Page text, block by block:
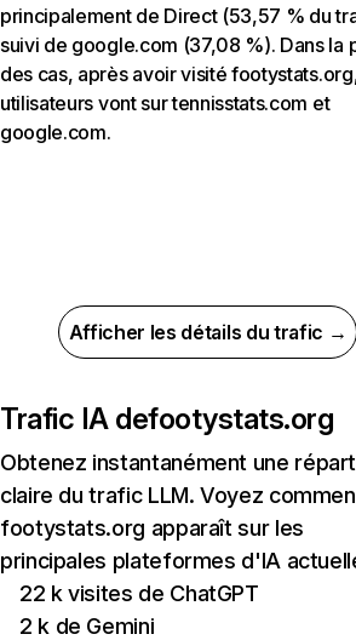
principalement de Direct (53,57 % du
suivi de google.com (37,08 %). Dans la
des cas, après avoir visité
utilisateurs vont sur tennisstats.com et
google.com.
Afficher les détails du trafic →
Trafic IA defootystats.org
Obtenez instantanément une
claire du trafic LLM. Voyez
footystats.org apparaît sur les
principales plateformes d'IA
22 k visites de ChatGPT
2 k de Gemini